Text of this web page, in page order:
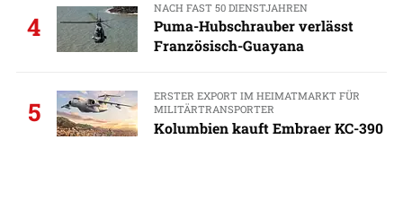
4
NACH FAST 50 DIENSTJAHREN
Puma-Hubschrauber verlässt
Französisch-Guayana
5
ERSTER EXPORT IM HEIMATMARKT FÜR
MILITÄRTRANSPORTER
Kolumbien kauft Embraer KC-390